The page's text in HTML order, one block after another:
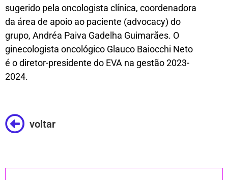
sugerido pela oncologista clínica, coordenadora
da área de apoio ao paciente (advocacy) do
grupo, Andréa Paiva Gadelha Guimarães. O
ginecologista oncológico Glauco Baiocchi Neto
é o diretor-presidente do EVA na gestão 2023-
2024.
voltar